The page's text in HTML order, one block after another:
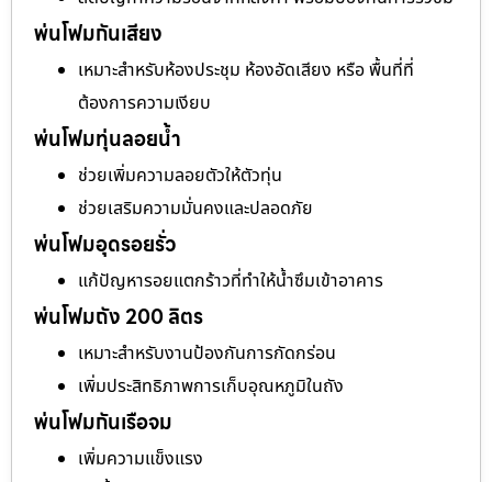
พ่นโฟมกันเสียง
เหมาะสำหรับห้องประชุม ห้องอัดเสียง หรือ พื้นที่ที่
ต้องการความเงียบ
พ่นโฟมทุ่นลอยน้ำ
ช่วยเพิ่มความลอยตัวให้ตัวทุ่น
ช่วยเสริมความมั่นคงและปลอดภัย
พ่นโฟมอุดรอยรั่ว
แก้ปัญหารอยแตกร้าวที่ทำให้น้ำซึมเข้าอาคาร
พ่นโฟมถัง 200 ลิตร
เหมาะสำหรับงานป้องกันการกัดกร่อน
เพิ่มประสิทธิภาพการเก็บอุณหภูมิในถัง
พ่นโฟมกันเรือจม
เพิ่มความแข็งแรง